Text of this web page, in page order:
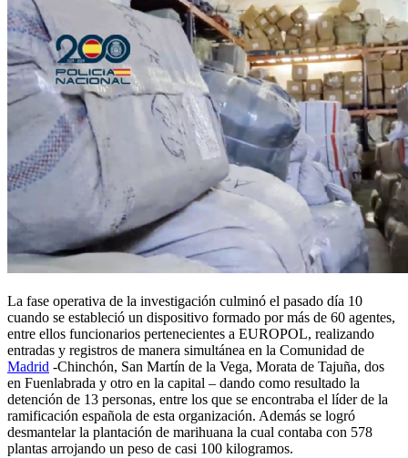
La fase operativa de la investigación culminó el pasado día 10
cuando se estableció un dispositivo formado por más de 60 agentes,
entre ellos funcionarios pertenecientes a EUROPOL, realizando
entradas y registros de manera simultánea en la Comunidad de
Madrid -Chinchón, San Martín de la Vega, Morata de Tajuña, dos
en Fuenlabrada y otro en la capital – dando como resultado la
detención de 13 personas, entre los que se encontraba el líder de la
ramificación española de esta organización. Además se logró
desmantelar la plantación de marihuana la cual contaba con 578
plantas arrojando un peso de casi 100 kilogramos.